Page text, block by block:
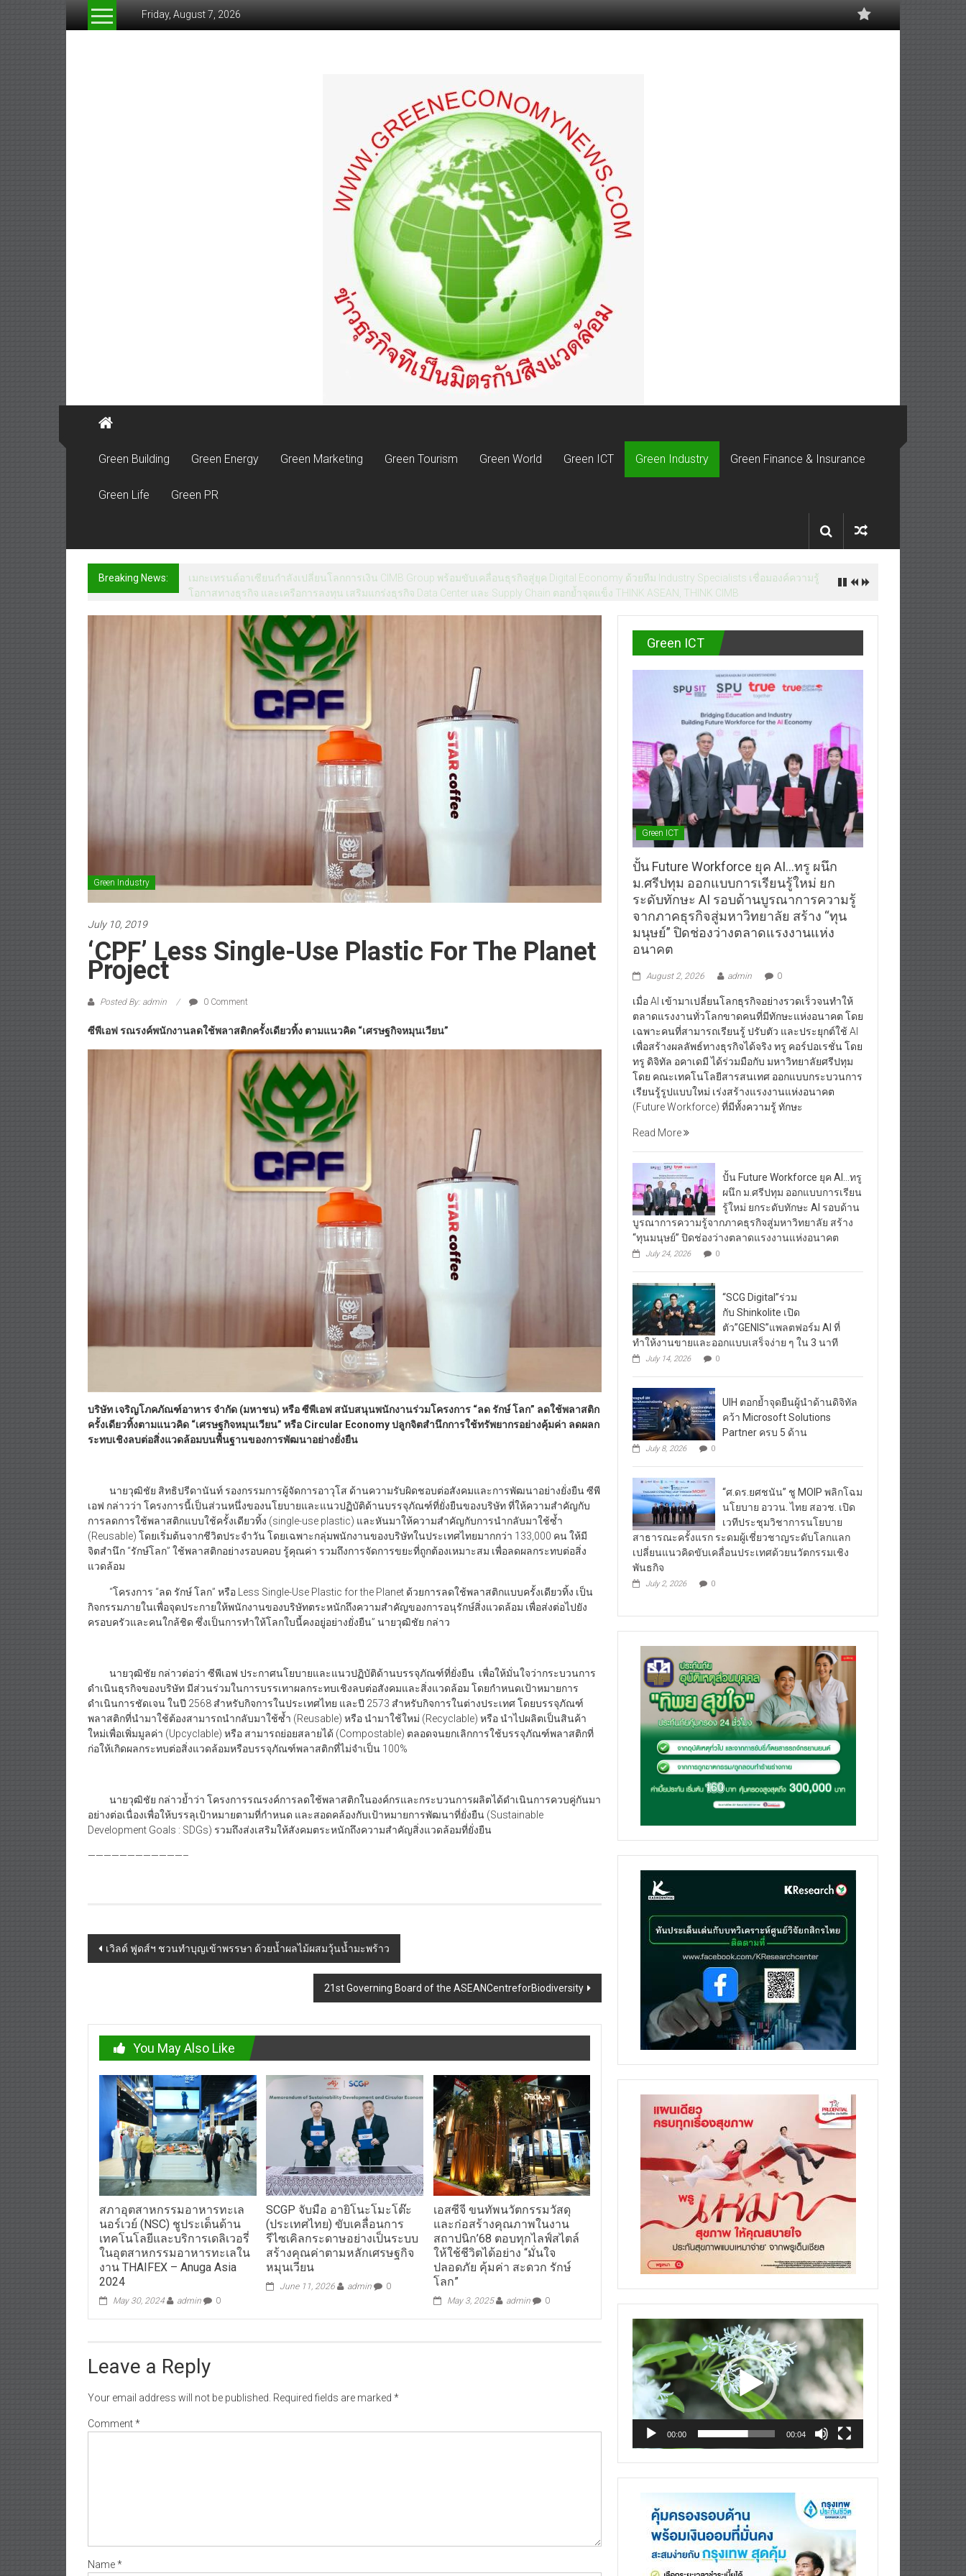
Friday, August 7, 2026
Green Building Green Energy Green Marketing Green Tourism Green World Green ICT Green Industry Green Finance & Insurance
Green Life Green PR
Breaking News:
เมกะเทรนด์อาเซียนกำลังเปลี่ยนโลกการเงิน CIMB Group พร้อมขับเคลื่อนธุรกิจสู่ยุค Digital Economy ด้วยทีม Industry Specialists เชื่อมองค์ความรู้
โอกาสทางธุรกิจ และเครือการลงทุน เสริมแกร่งธุรกิจ Data Center และ Supply Chain ตอกย้ำจุดแข็ง THINK ASEAN, THINK CIMB
Green Industry
July 10, 2019
‘CPF’ Less Single-Use Plastic For The Planet
Project
Posted By: admin 0 Comment
ซีพีเอฟ รณรงค์พนักงานลดใช้พลาสติกครั้งเดียวทิ้ง ตามแนวคิด “เศรษฐกิจหมุนเวียน”
บริษัท เจริญโภคภัณฑ์อาหาร จำกัด (มหาชน) หรือ ซีพีเอฟ สนับสนุนพนักงานร่วมโครงการ “ลด รักษ์ โลก” ลดใช้พลาสติก
ครั้งเดียวทิ้งตามแนวคิด “เศรษฐกิจหมุนเวียน” หรือ Circular Economyปลูกจิตสำนึกการใช้ทรัพยากรอย่างคุ้มค่า ลดผลก
ระทบเชิงลบต่อสิ่งแวดล้อมบนพื้นฐานของการพัฒนาอย่างยั่งยืน
นายวุฒิชัย สิทธิปรีดานันท์ รองกรรมการผู้จัดการอาวุโส ด้านความรับผิดชอบต่อสังคมและการพัฒนาอย่างยั่งยืน ซีพี
เอฟ กล่าวว่า โครงการนี้เป็นส่วนหนึ่งของนโยบายและแนวปฏิบัติด้านบรรจุภัณฑ์ที่ยั่งยืนของบริษัท ที่ให้ความสำคัญกับ
การลดการใช้พลาสติกแบบใช้ครั้งเดียวทิ้ง (single-use plastic) และหันมาให้ความสำคัญกับการนำกลับมาใช้ซ้ำ
(Reusable) โดยเริ่มต้นจากชีวิตประจำวัน โดยเฉพาะกลุ่มพนักงานของบริษัทในประเทศไทยมากกว่า 133,000 คน ให้มี
จิตสำนึก “รักษ์โลก” ใช้พลาสติกอย่างรอบคอบ รู้คุณค่า รวมถึงการจัดการขยะที่ถูกต้องเหมาะสม เพื่อลดผลกระทบต่อสิ่ง
แวดล้อม
“โครงการ “ลด รักษ์ โลก” หรือ Less Single-Use Plastic for the Planet ด้วยการลดใช้พลาสติกแบบครั้งเดียวทิ้ง เป็น
กิจกรรมภายในเพื่อจุดประกายให้พนักงานของบริษัทตระหนักถึงความสำคัญของการอนุรักษ์สิ่งแวดล้อม เพื่อส่งต่อไปยัง
ครอบครัวและคนใกล้ชิด ซึ่งเป็นการทำให้โลกใบนี้คงอยู่อย่างยั่งยืน” นายวุฒิชัย กล่าว
นายวุฒิชัย กล่าวต่อว่า ซีพีเอฟ ประกาศนโยบายและแนวปฏิบัติด้านบรรจุภัณฑ์ที่ยั่งยืน เพื่อให้มั่นใจว่ากระบวนการ
ดำเนินธุรกิจของบริษัท มีส่วนร่วมในการบรรเทาผลกระทบเชิงลบต่อสังคมและสิ่งแวดล้อม โดยกำหนดเป้าหมายการ
ดำเนินการชัดเจน ในปี 2568 สำหรับกิจการในประเทศไทย และปี 2573 สำหรับกิจการในต่างประเทศ โดยบรรจุภัณฑ์
พลาสติกที่นำมาใช้ต้องสามารถนำกลับมาใช้ซ้ำ (Reusable) หรือ นำมาใช้ใหม่ (Recyclable) หรือ นำไปผลิตเป็นสินค้า
ใหม่เพื่อเพิ่มมูลค่า (Upcyclable) หรือ สามารถย่อยสลายได้ (Compostable) ตลอดจนยกเลิกการใช้บรรจุภัณฑ์พลาสติกที่
ก่อให้เกิดผลกระทบต่อสิ่งแวดล้อมหรือบรรจุภัณฑ์พลาสติกที่ไม่จำเป็น 100%
นายวุฒิชัย กล่าวย้ำว่า โครงการรณรงค์การลดใช้พลาสติกในองค์กรและกระบวนการผลิตได้ดำเนินการควบคู่กันมา
อย่างต่อเนื่องเพื่อให้บรรลุเป้าหมายตามที่กำหนด และสอดคล้องกับเป้าหมายการพัฒนาที่ยั่งยืน (Sustainable
Development Goals : SDGs) รวมถึงส่งเสริมให้สังคมตระหนักถึงความสำคัญสิ่งแวดล้อมที่ยั่งยืน
————————————–
Post
เวิลด์ ฟูดส์ฯ ชวนทำบุญเข้าพรรษา ด้วยน้ำผลไม้ผสมวุ้นน้ำมะพร้าว
21st Governing Board of the ASEANCentreforBiodiversity
You May Also Like
สภาอุตสาหกรรมอาหารทะเล
นอร์เวย์ (NSC) ชูประเด็นด้าน
เทคโนโลยีและบริการเดลิเวอรี่
ในอุตสาหกรรมอาหารทะเลใน
งาน THAIFEX – Anuga Asia
2024
May 30, 2024 admin 0
SCGP จับมือ อายิโนะโมะโต๊ะ
(ประเทศไทย) ขับเคลื่อนการ
รีไซเคิลกระดาษอย่างเป็นระบบ
สร้างคุณค่าตามหลักเศรษฐกิจ
หมุนเวียน
June 11, 2026 admin 0
เอสซีจี ขนทัพนวัตกรรมวัสดุ
และก่อสร้างคุณภาพในงาน
สถาปนิก’68 ตอบทุกไลฟ์สไตล์
ให้ใช้ชีวิตได้อย่าง “มั่นใจ
ปลอดภัย คุ้มค่า สะดวก รักษ์
โลก”
May 3, 2025 admin 0
Leave a Reply
Your email address will not be published. Required fields are marked *
Comment*
Name*
Green ICT
Green ICT
ปั้น Future Workforce ยุค AI…ทรู ผนึก
ม.ศรีปทุม ออกแบบการเรียนรู้ใหม่ ยก
ระดับทักษะ AI รอบด้านบูรณาการความรู้
จากภาคธุรกิจสู่มหาวิทยาลัย สร้าง “ทุน
มนุษย์” ปิดช่องว่างตลาดแรงงานแห่ง
อนาคต
August 2, 2026 admin 0
เมื่อ AI เข้ามาเปลี่ยนโลกธุรกิจอย่างรวดเร็วจนทำให้
ตลาดแรงงานทั่วโลกขาดคนที่มีทักษะแห่งอนาคต โดย
เฉพาะคนที่สามารถเรียนรู้ ปรับตัว และประยุกต์ใช้ AI
เพื่อสร้างผลลัพธ์ทางธุรกิจได้จริง ทรู คอร์ปอเรชั่น โดย
ทรู ดิจิทัล อคาเดมี ได้ร่วมมือกับ มหาวิทยาลัยศรีปทุม
โดย คณะเทคโนโลยีสารสนเทศ ออกแบบกระบวนการ
เรียนรู้รูปแบบใหม่ เร่งสร้างแรงงานแห่งอนาคต
(Future Workforce) ที่มีทั้งความรู้ ทักษะ
Read More
ปั้น Future Workforce ยุค AI…ทรู
ผนึก ม.ศรีปทุม ออกแบบการเรียน
รู้ใหม่ ยกระดับทักษะ AI รอบด้าน
บูรณาการความรู้จากภาคธุรกิจสู่มหาวิทยาลัย สร้าง
“ทุนมนุษย์” ปิดช่องว่างตลาดแรงงานแห่งอนาคต
July 24, 2026 0
“SCG Digital”ร่วม
กับ Shinkolite เปิด
ตัว”GENIS”แพลตฟอร์ม AI ที่
ทำให้งานขายและออกแบบเสร็จง่าย ๆ ใน 3 นาที
July 14, 2026 0
UIH ตอกย้ำจุดยืนผู้นำด้านดิจิทัล
คว้า Microsoft Solutions
Partner ครบ 5 ด้าน
July 8, 2026 0
“ศ.ดร.ยศชนัน” ชู MOIP พลิกโฉม
นโยบาย อววน. ไทย สอวช. เปิด
เวทีประชุมวิชาการนโยบาย
สาธารณะครั้งแรก ระดมผู้เชี่ยวชาญระดับโลกแลก
เปลี่ยนแนวคิดขับเคลื่อนประเทศด้วยนวัตกรรมเชิง
พันธกิจ
July 2, 2026 0
Video
Player
00:00 00:04